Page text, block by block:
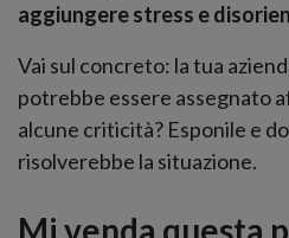
aggiungere stress e
Vai sul concreto: la tua
potrebbe essere assegnato
alcune criticità? Esponile e
risolverebbe la situazione.